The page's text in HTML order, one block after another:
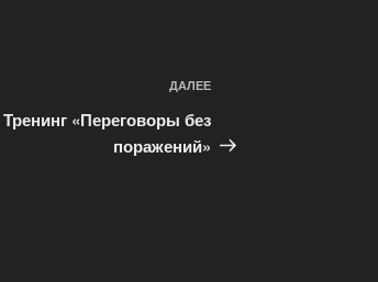
ДАЛЕЕ
Тренинг «Переговоры без
поражений»